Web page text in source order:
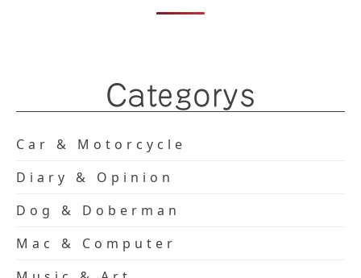
Categorys
Car & Motorcycle
Diary & Opinion
Dog & Doberman
Mac & Computer